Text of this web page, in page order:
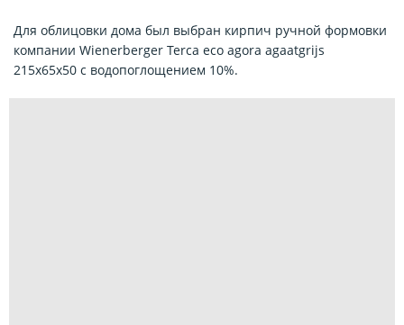
Для облицовки дома был выбран кирпич ручной формовки
компании Wienerberger Terca eco agora agaatgrijs
215x65x50 c водопоглощением 10%.